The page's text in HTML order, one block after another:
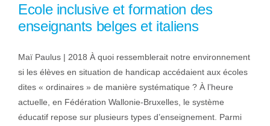
Ecole inclusive et formation des
enseignants belges et italiens
Maï Paulus | 2018 À quoi ressemblerait notre environnement
si les élèves en situation de handicap accédaient aux écoles
dites « ordinaires » de manière systématique ? À l’heure
actuelle, en Fédération Wallonie-Bruxelles, le système
éducatif repose sur plusieurs types d’enseignement. Parmi